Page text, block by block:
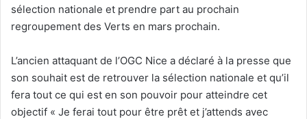
sélection nationale et prendre part au prochain
regroupement des Verts en mars prochain.
L’ancien attaquant de l’OGC Nice a déclaré à la presse que
son souhait est de retrouver la sélection nationale et qu’il
fera tout ce qui est en son pouvoir pour atteindre cet
objectif « Je ferai tout pour être prêt et j’attends avec